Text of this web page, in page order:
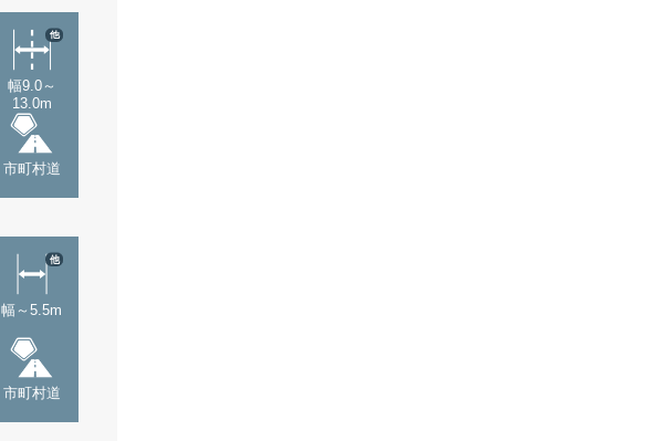
幅9.0～
13.0m
他
市町村道
幅～5.5m
他
市町村道